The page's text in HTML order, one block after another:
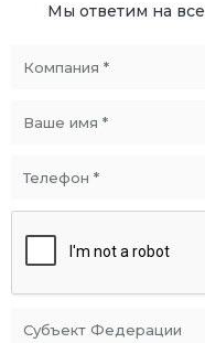
Мы ответим на